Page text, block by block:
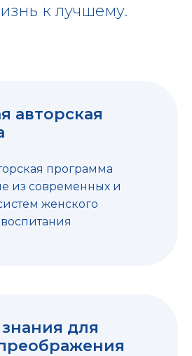
к лучшему.
авторская
программа
из современных и
женского
для